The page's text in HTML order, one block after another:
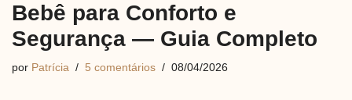
Bebê para Conforto e
Segurança — Guia Completo
por Patrícia 5 comentários 08/04/2026